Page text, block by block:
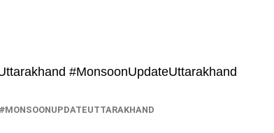
#MonsoonUpdateUttarakhand
MONSOONUPDATEUTTARAKHAND